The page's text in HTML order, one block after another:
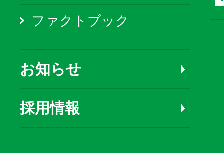
ファクトブック
お知らせ
採用情報